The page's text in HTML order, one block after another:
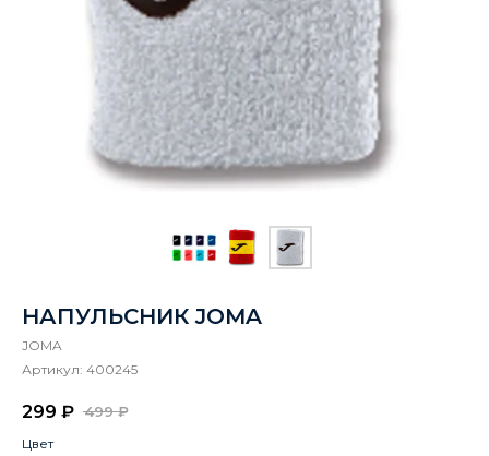
НАПУЛЬСНИК JOMA
JOMA
Артикул: 400245
299 ₽ 499 ₽
Цвет